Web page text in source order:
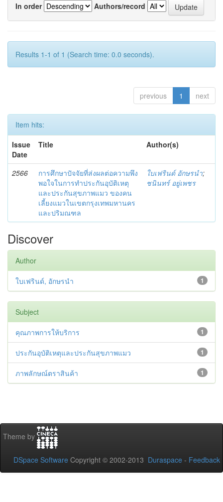
In order
Authors/record
Results 1-1 of 1 (Search time: 0.0 seconds).
previous 1 next
Item hits:
Issue
Date
Title Author(s)
2566
การศึกษาปัจจัยที่ส่งผลต่อความพึง
พอใจในการทำประกันอุบัติเหตุ
และประกันสุขภาพแมว ของคน
เลี้ยงแมวในเขตกรุงเทพมหานคร
และปริมณฑล
ใบเฟรินด์ อักษรนำ;
ชนินทร์ อยู่เพชร
Discover
Author
1
ใบเฟรินด์, อักษรนำ
Subject
1
คุณภาพการให้บริการ
1
ประกันอุบัติเหตุและประกันสุขภาพแมว
1
ภาพลักษณ์ตราสินค้า
Theme by
DSpace Software Copyright © 2002-2013 Duraspace - Feedback